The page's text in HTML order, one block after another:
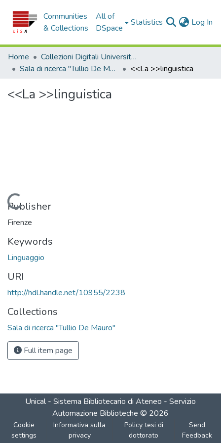
Communities
& Collections
All of
DSpace
Statistics Log In
Home
Collezioni Digitali Università della Calabria
Sala di ricerca "Tullio De Mauro"
<<La >>linguistica
<<La >>linguistica
Loading...
Publisher
Firenze
Keywords
Linguaggio
URI
http://hdl.handle.net/10955/2238
Collections
Sala di ricerca "Tullio De Mauro"
Full item page
Unical - Sistema Bibliotecario di Ateneo - Servizio
Automazione Biblioteche © 2026
Cookie
settings
Informativa sulla
privacy
Policy tesi di
dottorato
Send
Feedback